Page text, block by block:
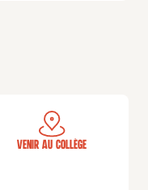
Venir au collège